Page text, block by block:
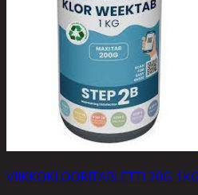
VIIKKOKLOORITABLETTI 20G